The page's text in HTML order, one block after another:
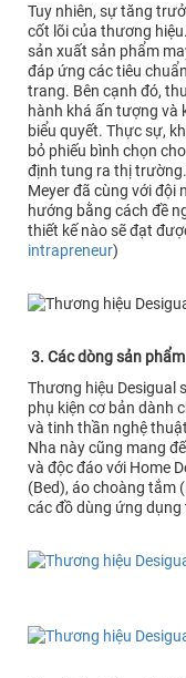
Tuy nhiên, sự tăng
cốt lõi của thương
sản xuất sản phẩm
đáp ứng các tiêu
trang. Bên cạnh đó,
hành khá ấn tượng và
biểu quyết. Thực sự,
bỏ phiếu bình chọn
định tung ra thị
Meyer đã cùng với đội
hướng bằng cách đề
thiết kế nào sẽ đạt
intrapreneur)
3. Các dòng sản
Thương hiệu Desigual
phụ kiện cơ bản dành
và tinh thần nghệ
Nha này cũng mang
và độc đáo với Home
(Bed), áo choàng tắm
các đồ dùng ứng